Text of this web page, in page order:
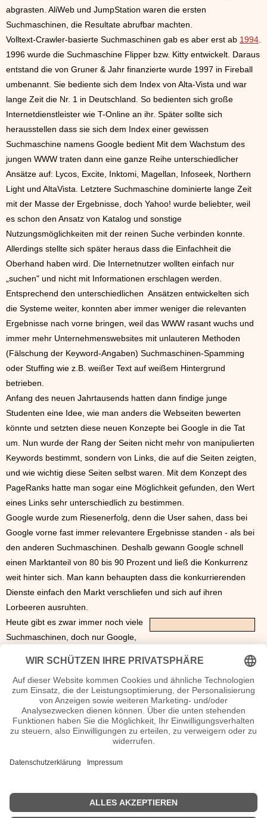
abgrasten. AliWeb und JumpStation waren die ersten
Suchmaschinen, die Resultate abrufbar machten.
Volltext-Crawler-basierte Suchmaschinen gab es aber erst ab 1994
1996 wurde die Suchmaschine Flipper bzw. Kitty entwickelt. Daraus
entstand die von Gruner & Jahr finanzierte wurde 1997 in Fireball
umbenannt. Sie bediente sich dem Index von Alta-Vista und war
lange Zeit die Nr. 1 in Deutschland. So bedienten sich große
Internetdienstleister wie T-Online an ihr. Später sollte sich
herausstellen dass sie sich dem Index einer gewissen
Suchmaschine namens Google bedient Mit dem Wachstum des
jungen WWW traten dann eine ganze Reihe unterschiedlicher
Ansätze auf: Lycos, Excite, Inktomi, Magellan, Infoseek, Northern
Light und AltaVista. Letztere Suchmaschine dominierte lange Zeit
mit der Masse der Ergebnisse, doch Yahoo! wurde beliebter, weil
es schon den Ansatz von Katalog und sonstige
Nutzungsmöglichkeiten mit der reinen Suche verbinden konnte.
Allerdings stellte sich später heraus dass die Einfachheit die
Oberhand haben wird. Die Internetnutzer wollten einfach nur
„suchen" und nicht mit Informationen erschlagen werden.
Entsprechend den unterschiedlichen Ansätzen entwickelten sich
die Systeme weiter, konnten aber immer weniger die relevanten
Ergebnisse nach vorne bringen, weil das WWW rasant wuchs und
immer mehr Unternehmenswebsites mit unlauteren Methoden
(Fälschung der Keyword-Angaben) Suchmaschinen-Spamming
oder Stuffing wie z.B. weißer Text auf weißem Hintergrund
betrieben.
Anfang des neuen Jahrtausends hatten dann findige junge
Studenten eine Idee, wie man anders die Webseiten bewerten
könnte und setzten diese neuen Konzepte bei Google in die Tat
um. Nun wurde der Rang der Seiten nicht mehr von manipulierten
Keywords bestimmt, sondern von Links, die auf die Seiten zeigten,
und wie wichtig diese Seiten selbst waren. Mit dem Konzept des
PageRanks hatte man sogar eine Möglichkeit gefunden, den Wert
eines Links sehr unterschiedlich zu bestimmen.
Google wurde zum Riesenerfolg, denn die User sahen, dass bei
Google vorne fast immer relevantere Ergebnisse standen - als bei
den anderen Suchmaschinen. Deshalb gewann Google schnell
einen Marktanteil von 80 bis 90 Prozent und ließ die Konkurrenz
weit hinter sich. Man kann behaupten dass die konkurrierenden
Dienste einfach den Markt verschliefen und sich auf ihren
Lorbeeren ausruhten.
Heute gibt es zwar immer noch viele
Suchmaschinen, doch nur Google,
verwenden ähnliche (aber streng geheime) Algorithmen und haben
das Google-Prinzip des PageRanks konsequent ausdifferenziert.
Suchmaschinen-Optimierung
ist damit schwerer aber auch
interessanter geworden. Wer heute gut ranken will, muss mehr auf
dem Kasten haben als ein paar geschickt gewählte Keywords im
HTML-Code. Erfolgreiches Ranking heißt: Aktivieren von externen
präziseren Standortidentifizierung der User durch die IP-Adressen
möglich wurde.